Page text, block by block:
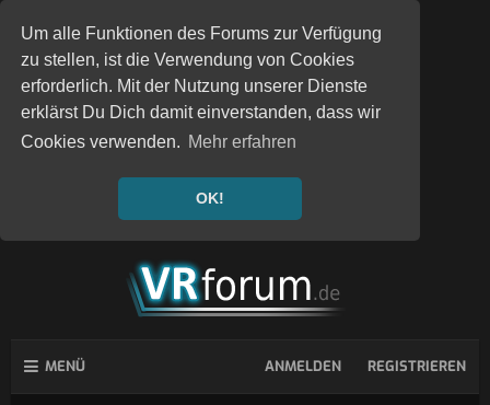
Um alle Funktionen des Forums zur Verfügung
zu stellen, ist die Verwendung von Cookies
erforderlich. Mit der Nutzung unserer Dienste
erklärst Du Dich damit einverstanden, dass wir
Cookies verwenden. Mehr erfahren
OK!
MENÜ ANMELDEN REGISTRIEREN